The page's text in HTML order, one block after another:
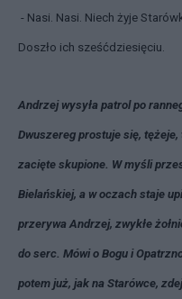
- Nasi. Nasi. Niech żyje
Doszło ich sześćdziesięciu.
Andrzej wysyła patrol po
Dwuszereg prostuje się,
zacięte skupione. W myśli
Bielańskiej, a w oczach staje
przerywa Andrzej, zwykłe
do serc. Mówi o Bogu i
potem już, jak na Starówce,